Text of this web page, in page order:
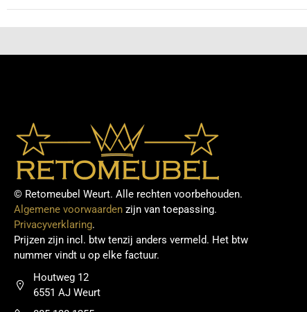
© Retomeubel Weurt. Alle rechten voorbehouden.
Algemene voorwaarden zijn van toepassing.
Privacyverklaring.
Prijzen zijn incl. btw tenzij anders vermeld. Het btw
nummer vindt u op elke factuur.
Houtweg 12
6551 AJ Weurt